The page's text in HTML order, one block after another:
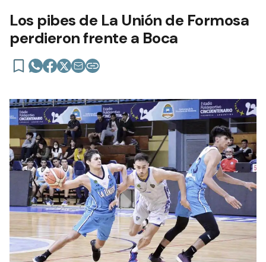
Los pibes de La Unión de Formosa
perdieron frente a Boca